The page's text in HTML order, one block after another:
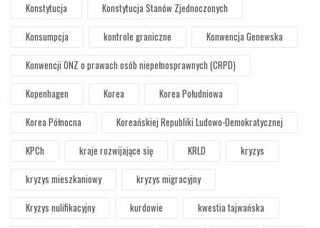
Konstytucja
Konstytucja Stanów Zjednoczonych
Konsumpcja
kontrole graniczne
Konwencja Genewska
Konwencji ONZ o prawach osób niepełnosprawnych (CRPD)
Kopenhagen
Korea
Korea Południowa
Korea Północna
Koreańskiej Republiki Ludowo-Demokratycznej
KPCh
kraje rozwijające się KRLD
kryzys
kryzys mieszkaniowy
kryzys migracyjny
Kryzys nulifikacyjny
kurdowie
kwestia tajwańska